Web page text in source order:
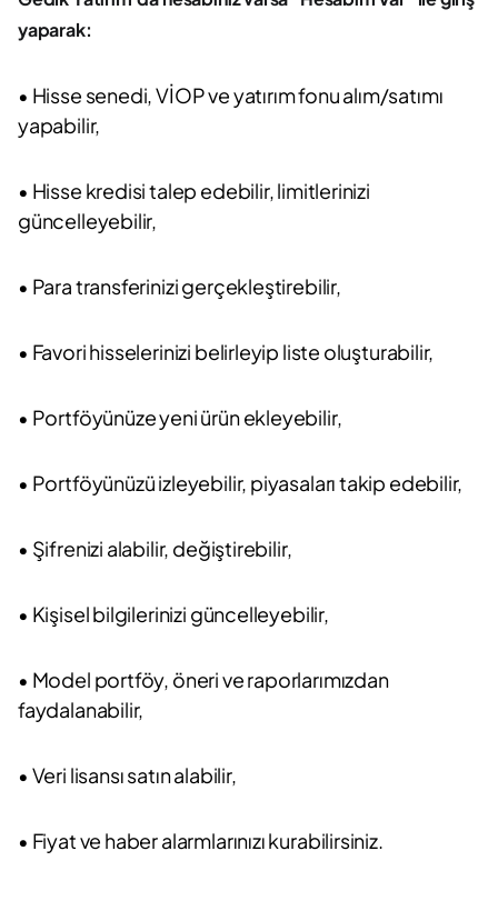
yaparak:
• Hisse senedi, VİOP ve yatırım fonu alım/satımı
yapabilir,
• Hisse kredisi talep edebilir, limitlerinizi
güncelleyebilir,
• Para transferinizi gerçekleştirebilir,
• Favori hisselerinizi belirleyip liste oluşturabilir,
• Portföyünüze yeni ürün ekleyebilir,
• Portföyünüzü izleyebilir, piyasaları takip edebilir,
• Şifrenizi alabilir, değiştirebilir,
• Kişisel bilgilerinizi güncelleyebilir,
• Model portföy, öneri ve raporlarımızdan
faydalanabilir,
• Veri lisansı satın alabilir,
• Fiyat ve haber alarmlarınızı kurabilirsiniz.